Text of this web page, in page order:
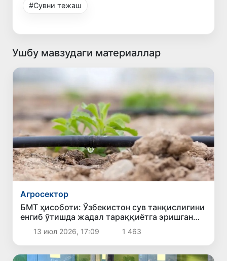
#Сувни тежаш
Ушбу мавзудаги материаллар
Агросектор
БМТ ҳисоботи: Ўзбекистон сув танқислигини
енгиб ўтишда жадал тараққиётга эришган
давлатлар қаторидан ўрин олди
13 июл 2026, 17:09 1 463